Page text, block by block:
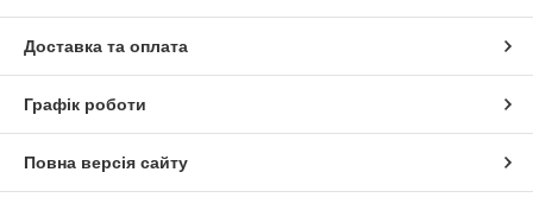
Доставка та оплата
Графік роботи
Повна версія сайту